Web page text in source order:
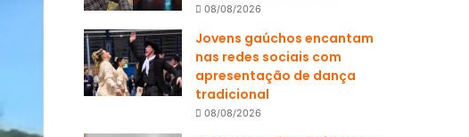
08/08/2026
Jovens gaúchos encantam
nas redes sociais com
apresentação de dança
tradicional
08/08/2026